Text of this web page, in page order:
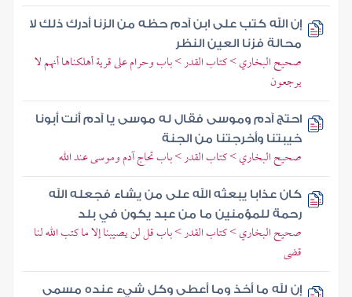
إن الله كتب على ابن آدم حظه من الزنا أدرك ذلك لا
محالة فزنا العين النظر
صحيح البخاري > كتاب القدر > باب وحرام على قرية أهلكناها أنهم لا
يرجعون
احتج آدم وموسى فقال له موسى يا آدم أنت أبونا
خيبتنا وأخرجتنا من الجنة
صحيح البخاري > كتاب القدر > باب تحاج آدم وموسى عند الله
كان عذابا يبعثه الله على من يشاء فجعله الله
رحمة للمؤمنين ما من عبد يكون في بلد
صحيح البخاري > كتاب القدر > باب قل لن يصيبنا إلا ما كتب الله لنا
قضى
إن لله ما أخذ وما أعطى وكل شيء عنده مسمى